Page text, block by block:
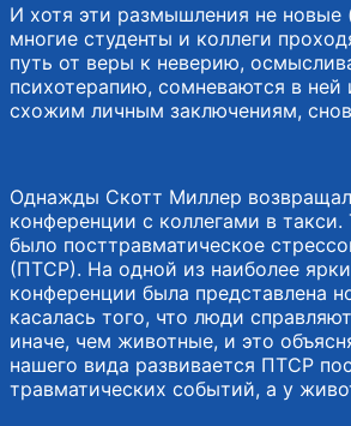
И хотя эти размышления не новые
многие студенты и коллеги
путь от веры к неверию,
психотерапию, сомневаются в ней
схожим личным заключениям,
Однажды Скотт Миллер
конференции с коллегами в такси.
было посттравматическое
(ПТСР). На одной из наиболее
конференции была представлена
касалась того, что люди
иначе, чем животные, и это
нашего вида развивается ПТСР
травматических событий, а у